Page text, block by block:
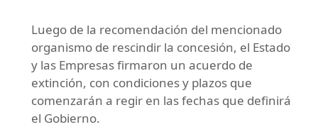
Luego de la recomendación del mencionado
organismo de rescindir la concesión, el Estado
y las Empresas firmaron un acuerdo de
extinción, con condiciones y plazos que
comenzarán a regir en las fechas que definirá
el Gobierno.